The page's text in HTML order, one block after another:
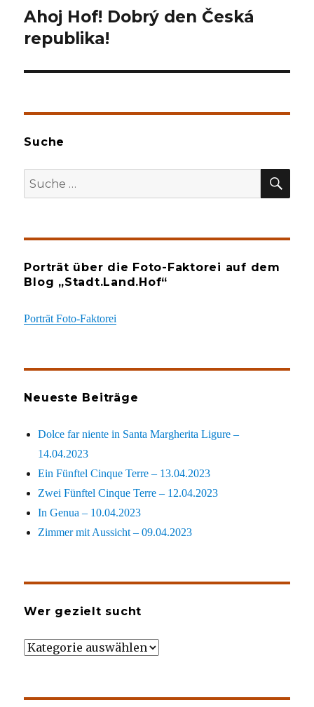
Ahoj Hof! Dobrý den Česká
republika!
Suche
Suche
nach:
Porträt über die Foto-Faktorei auf dem
Blog „Stadt.Land.Hof“
Porträt Foto-Faktorei
Neueste Beiträge
Dolce far niente in Santa Margherita Ligure –
14.04.2023
Ein Fünftel Cinque Terre – 13.04.2023
Zwei Fünftel Cinque Terre – 12.04.2023
In Genua – 10.04.2023
Zimmer mit Aussicht – 09.04.2023
Wer gezielt sucht
Wer